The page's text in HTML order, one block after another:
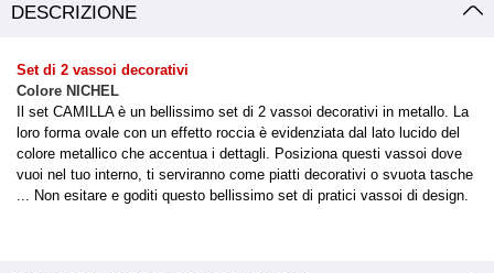
DESCRIZIONE
Set di 2 vassoi decorativi
Colore NICHEL
Il set CAMILLA è un bellissimo set di 2 vassoi decorativi in metallo. La
loro forma ovale con un effetto roccia è evidenziata dal lato lucido del
colore metallico che accentua i dettagli. Posiziona questi vassoi dove
vuoi nel tuo interno, ti serviranno come piatti decorativi o svuota tasche
... Non esitare e goditi questo bellissimo set di pratici vassoi di design.